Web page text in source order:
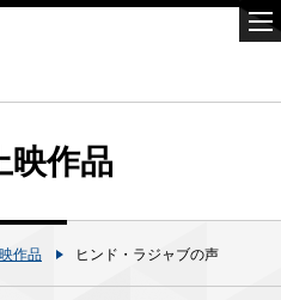
映作品
作品 ヒンド・ラジャブの声